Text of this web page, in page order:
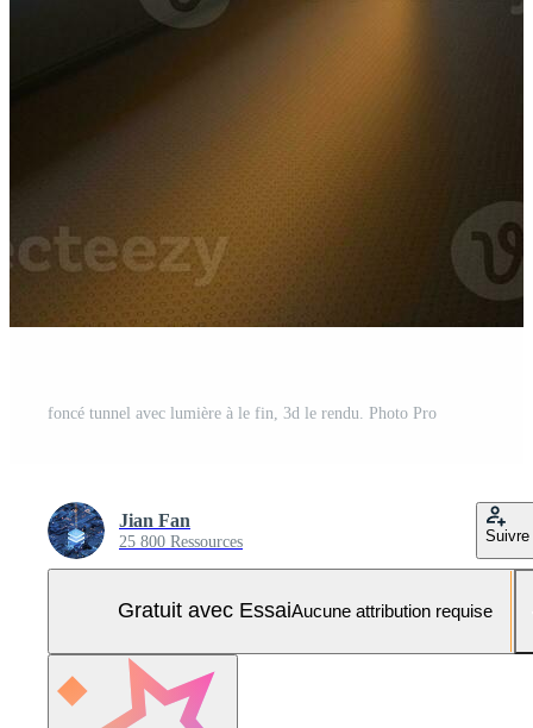
foncé tunnel avec lumière à le fin, 3d le rendu. Photo Pro
Jian Fan
25 800 Ressources Suivre
Gratuit avec EssaiAucune attribution requise